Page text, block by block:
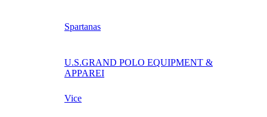
Spartanas
U.S.GRAND POLO EQUIPMENT &
APPAREI
Vice